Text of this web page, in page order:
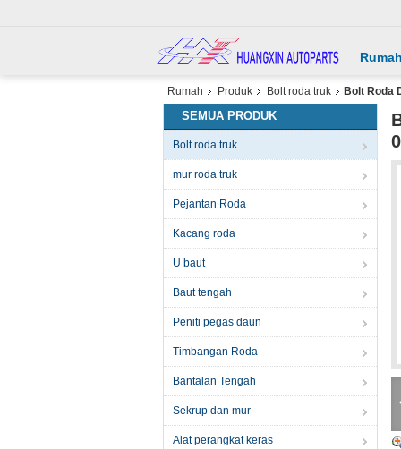
Rumah
Rumah Produk Bolt roda truk Bolt Roda
SEMUA PRODUK
Bolt roda truk
mur roda truk
Pejantan Roda
Kacang roda
U baut
Baut tengah
Peniti pegas daun
Timbangan Roda
Bantalan Tengah
Sekrup dan mur
Alat perangkat keras